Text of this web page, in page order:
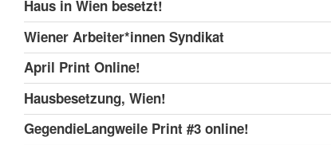
Haus in Wien besetzt!
Wiener Arbeiter*innen Syndikat
April Print Online!
Hausbesetzung, Wien!
GegendieLangweile Print #3 online!